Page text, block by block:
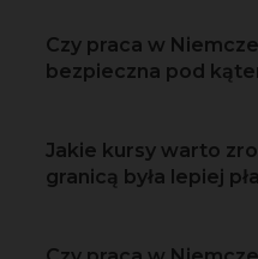
Czy praca w
bezpieczna pod
Jakie kursy warto
granicą była lepiej